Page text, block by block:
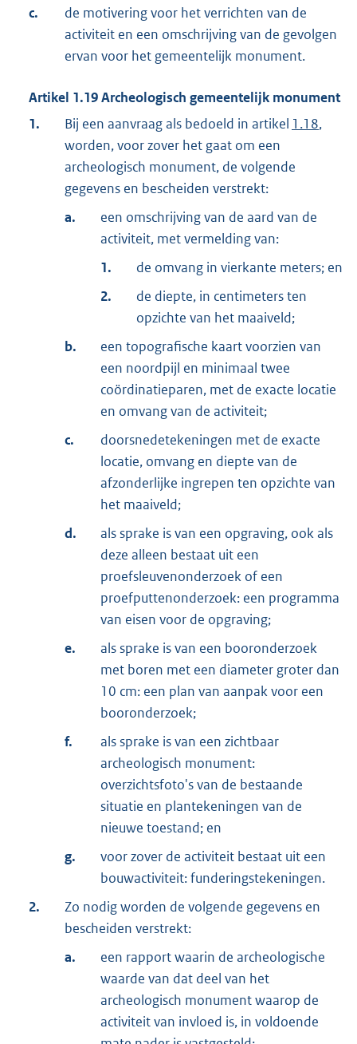
c.
de motivering voor het verrichten van de
activiteit en een omschrijving van de gevolgen
ervan voor het gemeentelijk monument.
Artikel 1.19Archeologisch gemeentelijk monument
1.
Bij een aanvraag als bedoeld in artikel 1.18,
worden, voor zover het gaat om een
archeologisch monument, de volgende
gegevens en bescheiden verstrekt:
a.
een omschrijving van de aard van de
activiteit, met vermelding van:
1.
de omvang in vierkante meters; en
2.
de diepte, in centimeters ten
opzichte van het maaiveld;
b.
een topografische kaart voorzien van
een noordpijl en minimaal twee
coördinatieparen, met de exacte locatie
en omvang van de activiteit;
c.
doorsnedetekeningen met de exacte
locatie, omvang en diepte van de
afzonderlijke ingrepen ten opzichte van
het maaiveld;
d.
als sprake is van een opgraving, ook als
deze alleen bestaat uit een
proefsleuvenonderzoek of een
proefputtenonderzoek: een programma
van eisen voor de opgraving;
e.
als sprake is van een booronderzoek
met boren met een diameter groter dan
10 cm: een plan van aanpak voor een
booronderzoek;
f.
als sprake is van een zichtbaar
archeologisch monument:
overzichtsfoto's van de bestaande
situatie en plantekeningen van de
nieuwe toestand; en
g.
voor zover de activiteit bestaat uit een
bouwactiviteit: funderingstekeningen.
2.
Zo nodig worden de volgende gegevens en
bescheiden verstrekt:
a.
een rapport waarin de archeologische
waarde van dat deel van het
archeologisch monument waarop de
activiteit van invloed is, in voldoende